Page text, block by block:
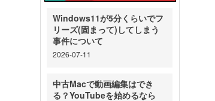
Windows11が5分くらいでフ
リーズ(固まって)してしまう
事件について
2026-07-11
中古Macで動画編集はでき
る？YouTubeを始めるなら